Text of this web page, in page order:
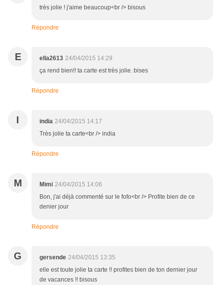
très jolie ! j'aime beaucoup<br /> bisous
Répondre
E ella2613 24/04/2015 14:29
ça rend bien!! ta carte est très jolie. bises
Répondre
I india 24/04/2015 14:17
Très jolie ta carte<br /> india
Répondre
M Mimi 24/04/2015 14:06
Bon, j'ai déjà commenté sur le fofo<br /> Profite bien de ce
denier jour
Répondre
G gersende 24/04/2015 13:35
elle est toute jolie ta carte !! profites bien de ton dernier jour
de vacances !! bisous